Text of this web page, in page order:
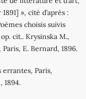
», cité d’après :
choisis suivis
cit.. Krysinska M.,
E. Bernard, 1896.
errantes, Paris,
1894.